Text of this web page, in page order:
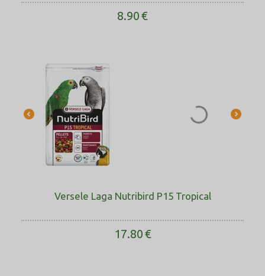
8.90€
Versele Laga Nutribird P15 Tropical
17.80€